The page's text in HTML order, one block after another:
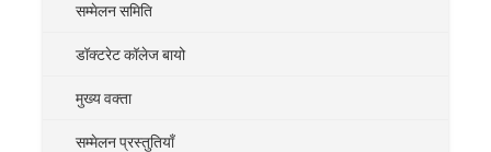
सम्मेलन समिति
डॉक्टरेट कॉलेज बायो
मुख्य वक्ता
सम्मेलन प्रस्तुतियाँ